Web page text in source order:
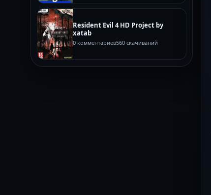
Resident Evil 4 HD Project by
xatab
0 комментариев560 скачиваний